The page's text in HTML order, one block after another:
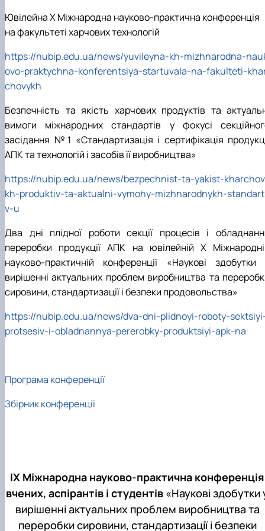
Ювілейна Х Міжнародна науково-практична конференція
на факультеті харчових технологій
https://nubip.edu.ua/news/yuvileyna-kh-mizhnarodna-
ovo-praktychna-konferentsiya-startuvala-na-fakulteti-
chovykh
Безпечність та якість харчових продуктів та
вимоги міжнародних стандартів у фокусі
засідання №1 «Стандартизація і сертифікація
АПК та технологій і засобів її виробництва»
https://nubip.edu.ua/news/bezpechnist-ta-yakist-
kh-produktiv-ta-aktualni-vymohy-mizhnarodnykh-
v-u
Два дні плідної роботи секції процесів і
переробки продукції АПК на ювілейній Х
науково-практичній конференції «Наукові здобутки
вирішенні актуальних проблем виробництва та
сировини, стандартизації і безпеки продовольства»
https://nubip.edu.ua/news/dva-dni-plidnoyi-roboty-
protsesiv-i-obladnannya-pererobky-produktsiyi-apk-na
Програма конференції
Збірник конференції
IХ Міжнародна науково-практична конференція
вчених, аспірантів і студентів «Наукові здобутки
вирішенні актуальних проблем виробництва та
переробки сировини, стандартизації і безпеки